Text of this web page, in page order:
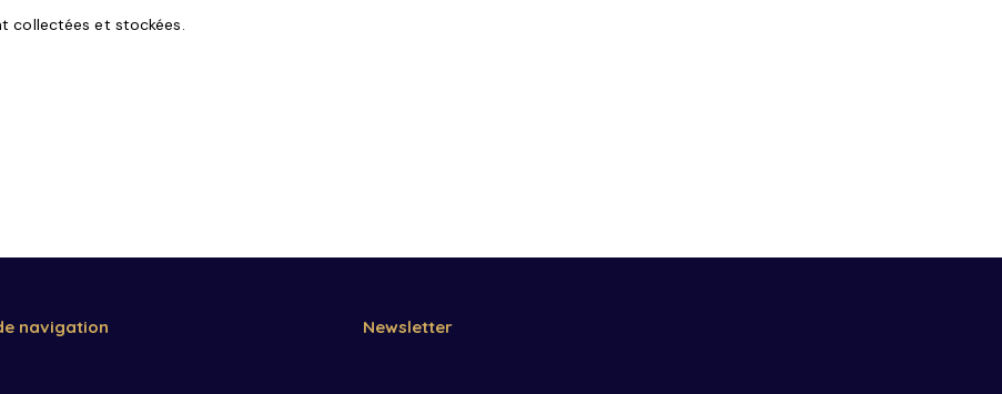
collectées et stockées.
navigation Newsletter